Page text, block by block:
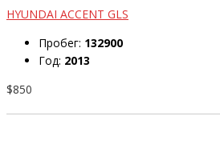
HYUNDAI ACCENT GLS
Пробег: 132900
Год: 2013
$850